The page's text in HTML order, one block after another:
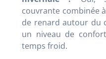
couvrante combinée
de renard autour du
un niveau de
temps froid.